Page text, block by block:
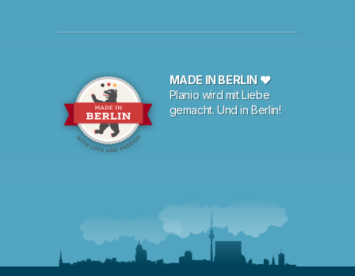
MADE IN BERLIN ♥
Planio wird mit Liebe
gemacht. Und in Berlin!